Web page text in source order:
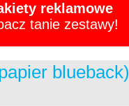
reklamowe
tanie zestawy!
blueback)